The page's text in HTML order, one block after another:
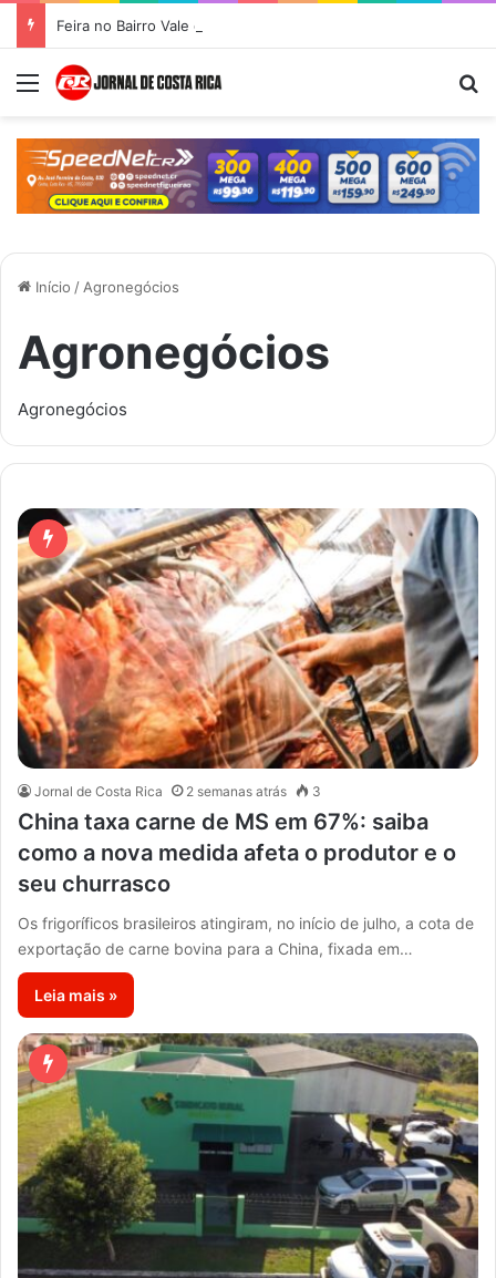
Menu
Início / Agronegócios
Agronegócios
Agronegócios
Jornal de Costa Rica 2 semanas atrás 3
China taxa carne de MS em 67%: saiba
como a nova medida afeta o produtor e o
seu churrasco
Os frigoríficos brasileiros atingiram, no início de julho, a cota de
exportação de carne bovina para a China, fixada em…
Leia mais »